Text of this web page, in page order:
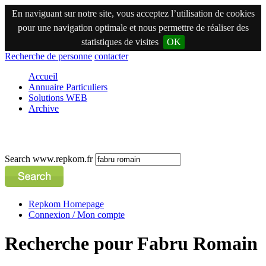
En naviguant sur notre site, vous acceptez l’utilisation de cookies
pour une navigation optimale et nous permettre de réaliser des
statistiques de visites
OK
Recherche de personne contacter
Accueil
Annuaire Particuliers
Solutions WEB
Archive
Search www.repkom.fr
Repkom Homepage
Connexion / Mon compte
Recherche pour Fabru Romain